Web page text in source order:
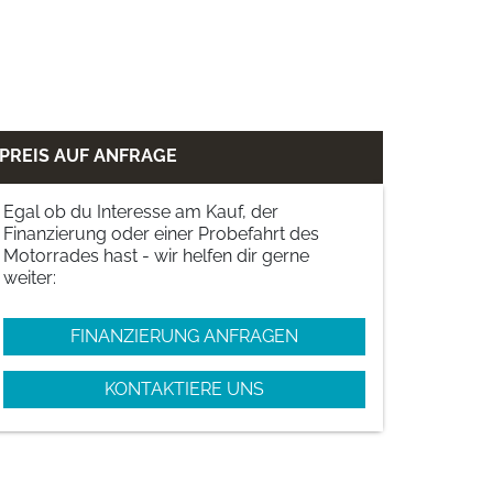
PREIS AUF ANFRAGE
Egal ob du Interesse am Kauf, der
Finanzierung oder einer Probefahrt des
Motorrades hast - wir helfen dir gerne
weiter:
FINANZIERUNG ANFRAGEN
KONTAKTIERE UNS